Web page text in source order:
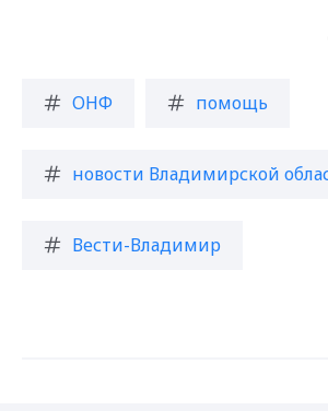
ОНФ помощь
новости Владимирской
Вести-Владимир